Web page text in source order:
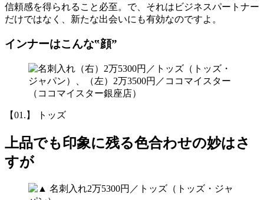
信頼感を得られること必至。で、それはビジネスパートナー
だけではなく、新たな出会いにも有効なのですよ。
インナーはこんな‟顔”
【01.】 トッズ
上品でも印象に残る色合わせの妙はさ
すが